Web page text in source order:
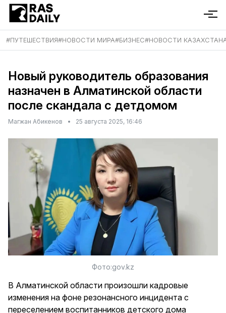
#ПУТЕШЕСТВИЯ#НОВОСТИ МИРА#БИЗНЕС#НОВОСТИ
Новый руководитель образования
назначен в Алматинской области
после скандала с детдомом
Магжан Абикенов • 25 августа 2025, 16:46
Фото:gov.kz
В Алматинской области произошли кадровые
изменения на фоне резонансного инцидента с
переселением воспитанников детского дома